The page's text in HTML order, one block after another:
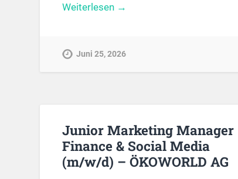
Weiterlesen →
Juni 25, 2026
Junior Marketing Manager
Finance & Social Media
(m/w/d) – ÖKOWORLD AG